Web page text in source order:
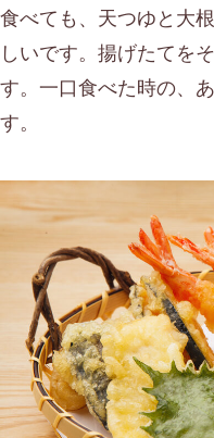
食べても、天つゆと大
しいです。揚げたてを
す。一口食べた時の、
す。